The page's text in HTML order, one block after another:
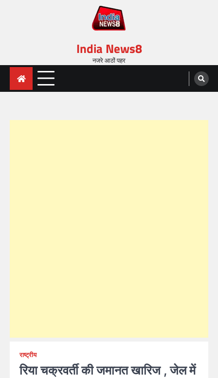
India News8
नजरे आठों पहर
राष्ट्रीय
रिया चक्रवर्ती की जमानत खारिज , जेल में